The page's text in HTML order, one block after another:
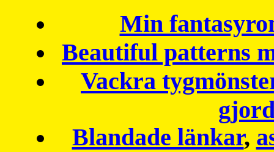
Min
Beautiful patterns
Vackra
Blandade länkar,